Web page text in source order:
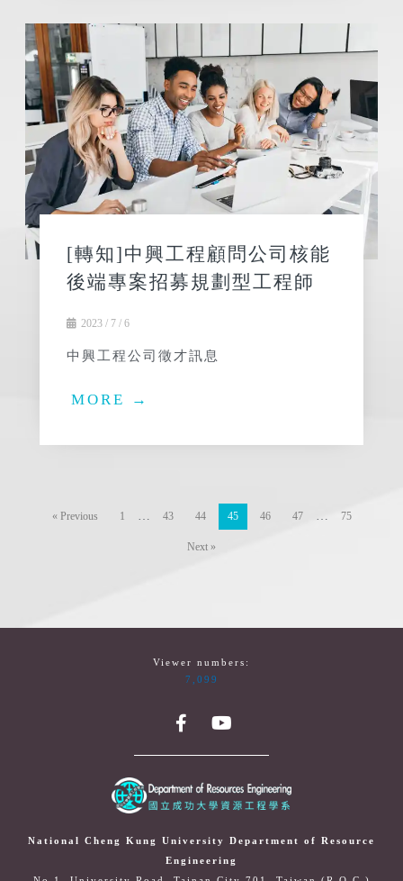
[轉知]中興工程顧問公司核能
後端專案招募規劃型工程師
2023 / 7 / 6
中興工程公司徵才訊息
MORE →
« Previous 1 … 43 44 45 46 47 … 75
Next »
Viewer numbers:
7,099
National Cheng Kung University Department of Resource
Engineering